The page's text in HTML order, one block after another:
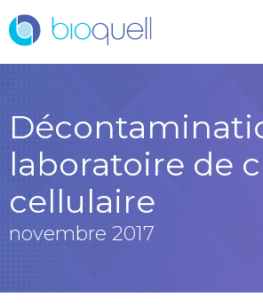
laboratoire de
cellulaire
novembre 2017